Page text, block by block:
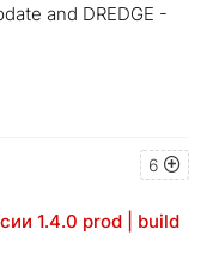
and DREDGE -
6
1.4.0 prod | build